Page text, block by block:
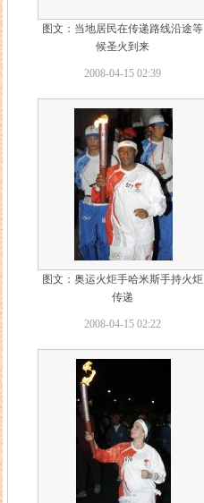
图文：当地居民在传递路线沿途等
候圣火到来
2008-04-15 02:39
图文：奥运火炬手哈米斯手持火炬
传递
2008-04-15 02:22